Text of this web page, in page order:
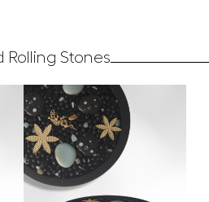
Rolling Stones